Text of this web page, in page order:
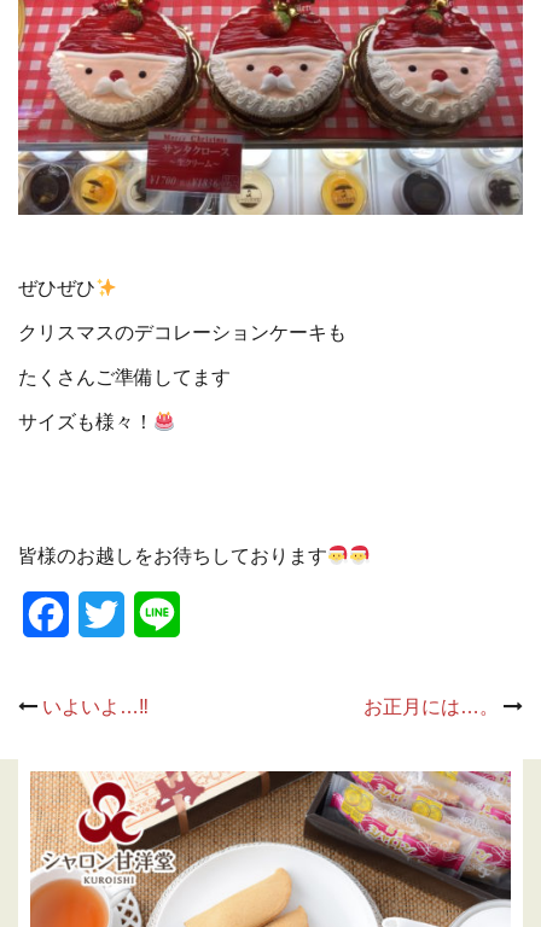
ぜひぜひ
クリスマスのデコレーションケーキも
たくさんご準備してます
サイズも様々！
皆様のお越しをお待ちしております
FacebookTwitter
Post
いよいよ…‼ お正月には…。